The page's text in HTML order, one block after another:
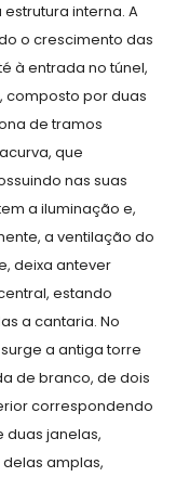
interna. A
o crescimento das
à entrada no túnel,
composto por duas
de tramos
que
nas suas
a iluminação e,
a ventilação do
deixa antever
estando
a cantaria. No
a antiga torre
de branco, de dois
correspondendo
duas janelas,
amplas,